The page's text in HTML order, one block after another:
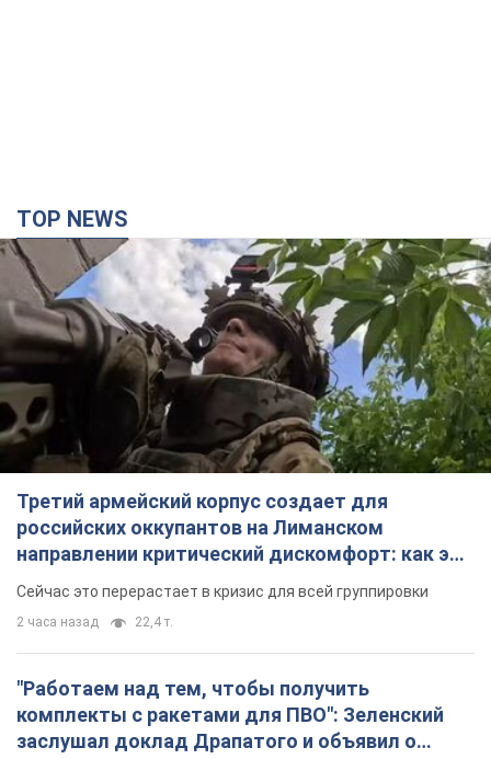
российских оккупантов на Лиманском
направлении критический дискомфорт: как это
удалось
Сейчас это перерастает в кризис для всей группировки
2 часа назад 22,4 т.
"Работаем над тем, чтобы получить
комплекты с ракетами для ПВО": Зеленский
заслушал доклад Драпатого и объявил о
новых мерах
В частности, он обсудил с главнокомандующим кадровые
вопросы в украинской армии
4 часа назад 3,4 т.
В оккупированной Ялте прогремели мощные
взрывы: поднимается черный дым. Фото и